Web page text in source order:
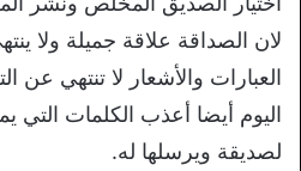
لان الصداقة علاقة جميلة ولا
العبارات والأشعار لا تنتهي عن
اليوم أيضا أعذب الكلمات
لصديقة ويرسلها له.